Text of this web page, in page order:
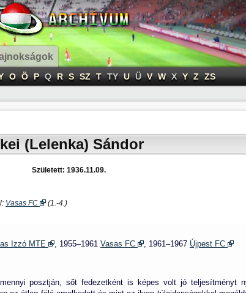
O Ö P Q R S SZ T TY U Ü V W X Y Z ZS
(Lelenka) Sándor
Született: 1936.11.09.
Vasas FC (1.-4.)
Izzó MTE , 1955–1961 Vasas FC , 1961–1967 Újpest FC
posztján, sőt fedezetként is képes volt jó teljesítményt